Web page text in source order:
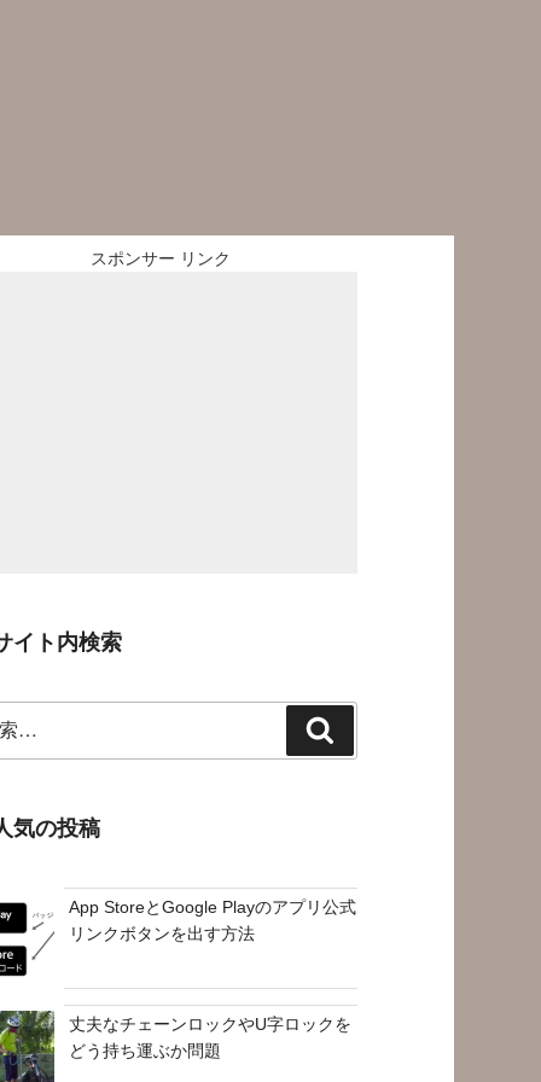
スポンサー リンク
イト内検索
索
気の投稿
App StoreとGoogle Playのアプリ公式
リンクボタンを出す方法
丈夫なチェーンロックやU字ロックを
どう持ち運ぶか問題